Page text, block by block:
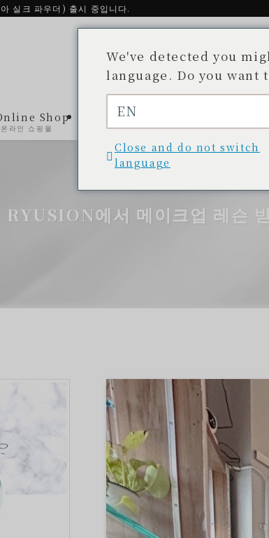
실크 파우더) 출시 중입니다.
Shop
온라인 쇼핑몰
제품소개
제품 목록 개발 비화
이용
취
RYUSION에서 메이크업 레슨 받
We've detected you
language. Do you want
EN
Close and do not switch
language